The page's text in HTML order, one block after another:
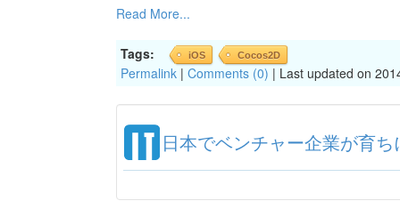
Read More...
Tags: iOS Cocos2D
Permalink | Comments (0) | Last updated on
日本でベンチャー企業が育ち